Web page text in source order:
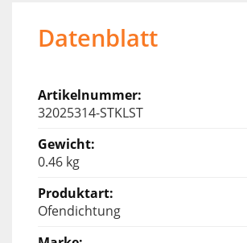
Datenblatt
32025314-STKLST
0.46 kg
Ofendichtung